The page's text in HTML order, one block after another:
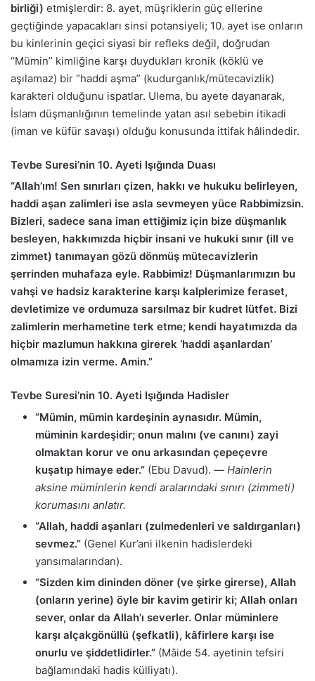
birliği) etmişlerdir: 8. ayet, müşriklerin güç ellerine
geçtiğinde yapacakları sinsi potansiyeli; 10. ayet ise onların
bu kinlerinin geçici siyasi bir refleks değil, doğrudan
“Mümin” kimliğine karşı duydukları kronik (köklü ve
aşılamaz) bir “haddi aşma” (kudurganlık/mütecavizlik)
karakteri olduğunu ispatlar. Ulema, bu ayete dayanarak,
İslam düşmanlığının temelinde yatan asıl sebebin itikadi
(iman ve küfür savaşı) olduğu konusunda ittifak hâlindedir.
Tevbe Suresi’nin 10. Ayeti Işığında Duası
“Allah’ım! Sen sınırları çizen, hakkı ve hukuku belirleyen,
haddi aşan zalimleri ise asla sevmeyen yüce Rabbimizsin.
Bizleri, sadece sana iman ettiğimiz için bize düşmanlık
besleyen, hakkımızda hiçbir insani ve hukuki sınır (ill ve
zimmet) tanımayan gözü dönmüş mütecavizlerin
şerrinden muhafaza eyle. Rabbimiz! Düşmanlarımızın bu
vahşi ve hadsiz karakterine karşı kalplerimize feraset,
devletimize ve ordumuza sarsılmaz bir kudret lütfet. Bizi
zalimlerin merhametine terk etme; kendi hayatımızda da
hiçbir mazlumun hakkına girerek ‘haddi aşanlardan’
olmamıza izin verme. Amin.”
Tevbe Suresi’nin 10. Ayeti Işığında Hadisler
“Mümin, mümin kardeşinin aynasıdır. Mümin,
müminin kardeşidir; onun malını (ve canını) zayi
olmaktan korur ve onu arkasından çepeçevre
kuşatıp himaye eder.” (Ebu Davud). — Hainlerin
aksine müminlerin kendi aralarındaki sınırı (zimmeti)
korumasını anlatır.
“Allah, haddi aşanları (zulmedenleri ve saldırganları)
sevmez.” (Genel Kur’ani ilkenin hadislerdeki
yansımalarından).
“Sizden kim dininden döner (ve şirke girerse), Allah
(onların yerine) öyle bir kavim getirir ki; Allah onları
sever, onlar da Allah’ı severler. Onlar müminlere
karşı alçakgönüllü (şefkatli), kâfirlere karşı ise
onurlu ve şiddetlidirler.” (Mâide 54. ayetinin tefsiri
bağlamındaki hadis külliyatı).